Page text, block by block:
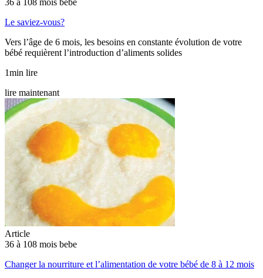
Le saviez-vous?
Vers l’âge de 6 mois, les besoins en constante évolution de votre
bébé requièrent l’introduction d’aliments solides
1min lire
lire maintenant
Article
36 à 108 mois bebe
Changer la nourriture et l’alimentation de votre bébé de 8 à 12 mois